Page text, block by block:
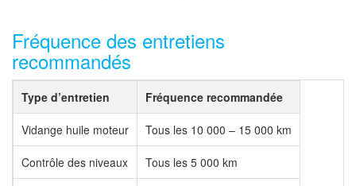
Fréquence des entretiens
recommandés
Type d’entretien Fréquence recommandée
Vidange huile moteur Tous les 10 000 – 15 000 km
Contrôle des niveaux Tous les 5 000 km